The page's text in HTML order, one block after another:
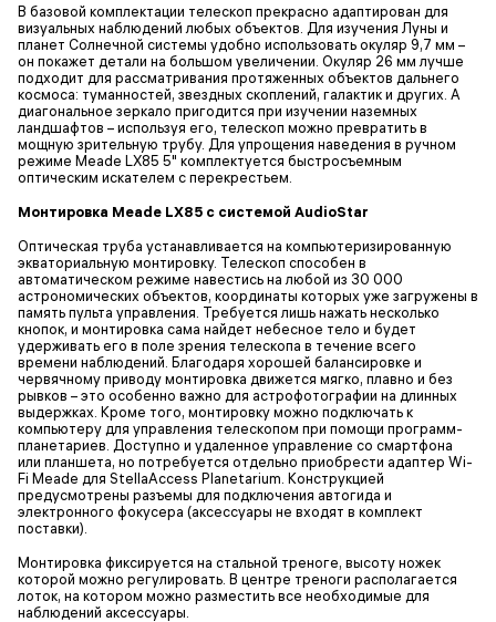
В базовой комплектации телескоп прекрасно адаптирован для
визуальных наблюдений любых объектов. Для изучения Луны и
планет Солнечной системы удобно использовать окуляр 9,7 мм –
он покажет детали на большом увеличении. Окуляр 26 мм лучше
подходит для рассматривания протяженных объектов дальнего
космоса: туманностей, звездных скоплений, галактик и других. А
диагональное зеркало пригодится при изучении наземных
ландшафтов – используя его, телескоп можно превратить в
мощную зрительную трубу. Для упрощения наведения в ручном
режиме Meade LX85 5" комплектуется быстросъемным
оптическим искателем с перекрестьем.
Монтировка Meade LX85 с системой AudioStar
Оптическая труба устанавливается на компьютеризированную
экваториальную монтировку. Телескоп способен в
автоматическом режиме навестись на любой из 30 000
астрономических объектов, координаты которых уже загружены в
память пульта управления. Требуется лишь нажать несколько
кнопок, и монтировка сама найдет небесное тело и будет
удерживать его в поле зрения телескопа в течение всего
времени наблюдений. Благодаря хорошей балансировке и
червячному приводу монтировка движется мягко, плавно и без
рывков – это особенно важно для астрофотографии на длинных
выдержках. Кроме того, монтировку можно подключать к
компьютеру для управления телескопом при помощи программ-
планетариев. Доступно и удаленное управление со смартфона
или планшета, но потребуется отдельно приобрести адаптер Wi-
Fi Meade для StellaAccess Planetarium. Конструкцией
предусмотрены разъемы для подключения автогида и
электронного фокусера (аксессуары не входят в комплект
поставки).
Монтировка фиксируется на стальной треноге, высоту ножек
которой можно регулировать. В центре треноги располагается
лоток, на котором можно разместить все необходимые для
наблюдений аксессуары.